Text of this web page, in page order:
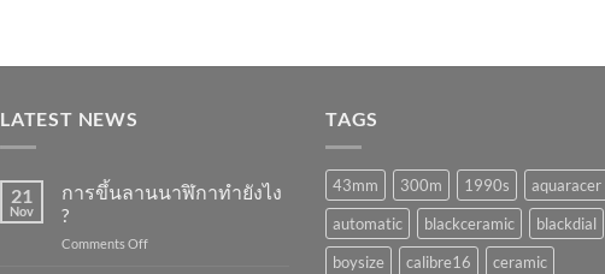
LATEST NEWS
21
Nov
การขึ้นลานนาฬิกาทำยังไง
?
Comments Offon
TAGS
43mm 300m 1990s
aquaracer
automatic
blackceramic
blackdial
boysize
calibre16
ceramic